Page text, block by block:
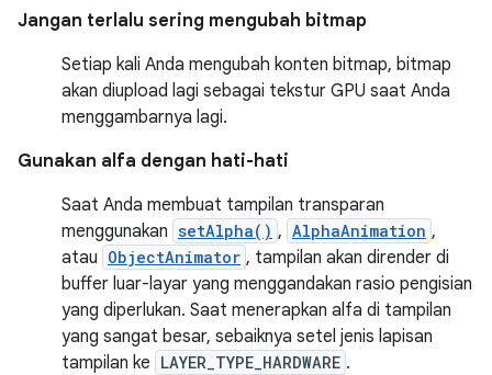
Jangan terlalu sering mengubah bitmap
Setiap kali Anda mengubah konten bitmap, bitmap
akan diupload lagi sebagai tekstur GPU saat Anda
menggambarnya lagi.
Gunakan alfa dengan hati-hati
Saat Anda membuat tampilan transparan
menggunakan setAlpha() , AlphaAnimation ,
atau ObjectAnimator , tampilan akan dirender di
buffer luar-layar yang menggandakan rasio pengisian
yang diperlukan. Saat menerapkan alfa di tampilan
yang sangat besar, sebaiknya setel jenis lapisan
tampilan ke LAYER_TYPE_HARDWARE .